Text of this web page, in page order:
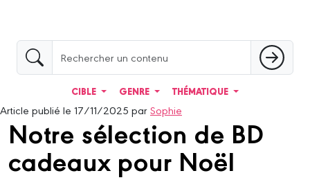
CIBLE GENRE THÉMATIQUE
Article publié le 17/11/2025 parSophie
Notre sélection de BD
cadeaux pour Noël